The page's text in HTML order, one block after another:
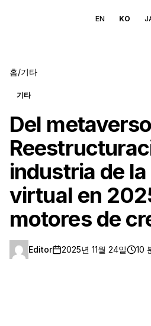
EN KO
홈/기타
기타
Del
industria de
virtual en
motores de
Editor 2025년 11월 24일 10